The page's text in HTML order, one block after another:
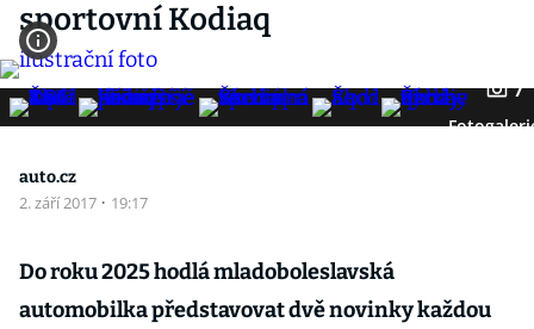
sportovní Kodiaq
7
auto.cz
2. září 2017 · 19:17
Do roku 2025 hodlá mladoboleslavská
automobilka představovat dvě novinky každou